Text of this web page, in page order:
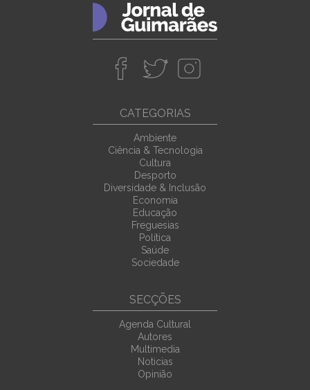
CATEGORIAS
Ambiente
Ciência & Tecnologia
Cultura
Desporto
Diversidade & Inclusão
Economia
Educação
Freguesias
Política
Saúde
Sociedade
SECÇÕES
Agenda Cultural
Autores
Multimedia
Noticias
Opinião